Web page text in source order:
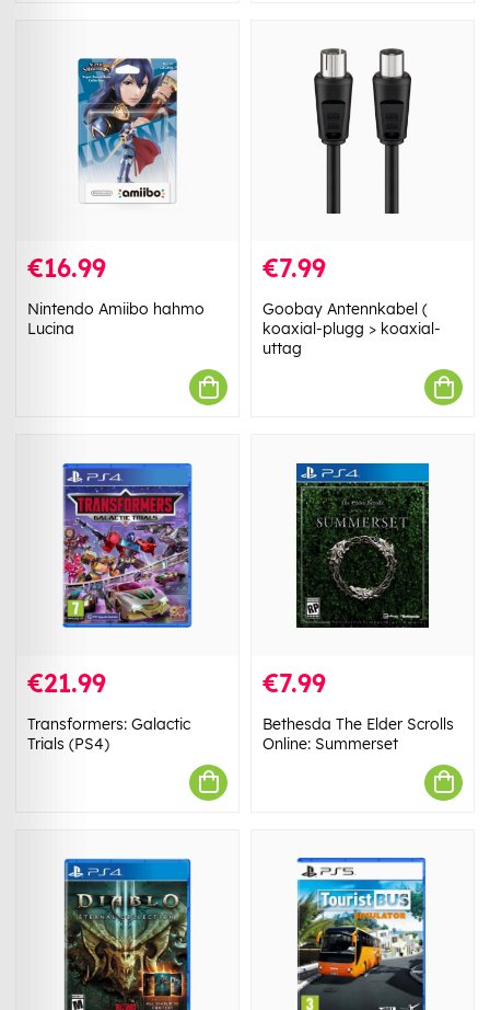
€16.99
Nintendo Amiibo hahmo
Lucina
€7.99
Goobay Antennkabel (
koaxial-plugg > koaxial-
uttag
€21.99
Transformers: Galactic
Trials (PS4)
€7.99
Bethesda The Elder Scrolls
Online: Summerset